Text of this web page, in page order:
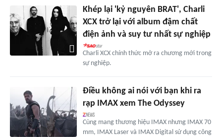
Khép lại 'kỷ nguyên BRAT', Charli
XCX trở lại với album đậm chất
điện ảnh và suy tư nhất sự nghiệp
Charli XCX chính thức mở ra chương mới trong
sự nghiệp.
Điều không ai nói với bạn khi ra
rạp IMAX xem The Odyssey
Cùng mang thương hiệu IMAX nhưng IMAX 70
mm, IMAX Laser và IMAX Digital sử dụng công